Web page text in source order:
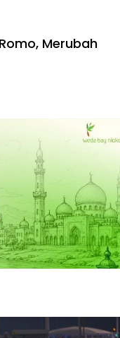
Merubah